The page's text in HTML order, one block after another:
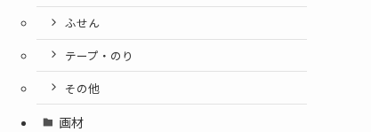
ふせん
テープ・のり
その他
画材